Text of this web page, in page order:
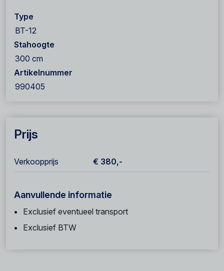
Type
BT-12
Stahoogte
300 cm
Artikelnummer
990405
Prijs
Verkoopprijs € 380,-
Aanvullende informatie
Exclusief eventueel transport
Exclusief BTW